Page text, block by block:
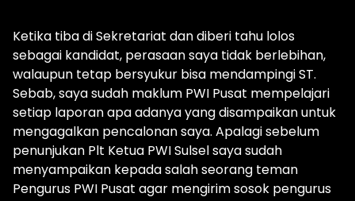
Ketika tiba di Sekretariat dan diberi tahu lolos
sebagai kandidat, perasaan saya tidak berlebihan,
walaupun tetap bersyukur bisa mendampingi ST.
Sebab, saya sudah maklum PWI Pusat mempelajari
setiap laporan apa adanya yang disampaikan untuk
mengagalkan pencalonan saya. Apalagi sebelum
penunjukan Plt Ketua PWI Sulsel saya sudah
menyampaikan kepada salah seorang teman
Pengurus PWI Pusat agar mengirim sosok pengurus